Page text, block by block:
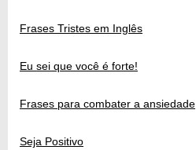
Frases Tristes em Inglês
Eu sei que você é forte!
Frases para combater a ansiedade
Seja Positivo